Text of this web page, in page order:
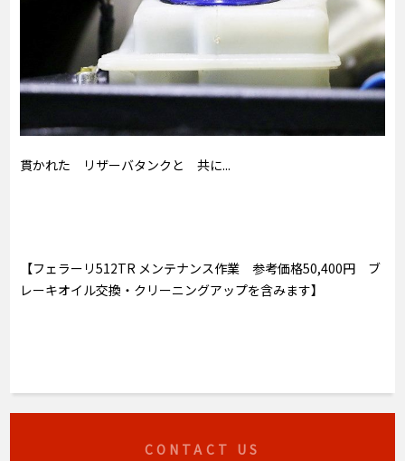
貫かれた リザーバタンクと 共に...
【フェラーリ512TR メンテナンス作業 参考価格50,400円 ブ
レーキオイル交換・クリーニングアップを含みます】
CONTACT US